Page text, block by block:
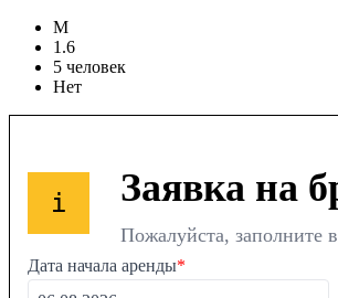
М
1.6
5 человек
Нет
i Заявка на
Пожалуйста, заполните
Дата начала аренды*